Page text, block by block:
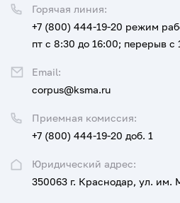
Юридический адрес:
350063 г. Краснодар, ул. им.
Приемная комиссия:
+7 (800) 444-19-20 доб. 1
Горячая линия:
+7 (800) 444-19-20 режим
пт с 8:30 до 16:00; перерыв с
Email:
corpus@ksma.ru